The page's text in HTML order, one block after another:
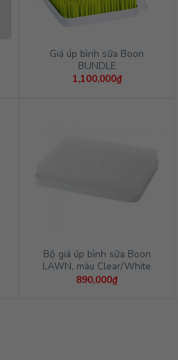
Giá úp bình sữa Boon
BUNDLE
1,100,000₫
Bộ giá úp bình sữa Boon
LAWN, màu Clear/White
890,000₫